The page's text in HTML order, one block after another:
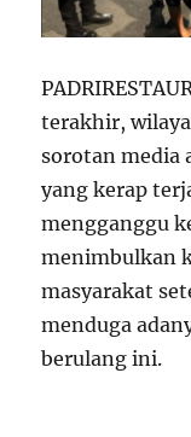
terakhir,
sorotan media
yang kerap
mengganggu
menimbulkan
masyarakat
menduga
berulang ini.